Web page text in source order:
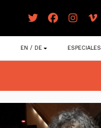
EN / DE ESPECIALES